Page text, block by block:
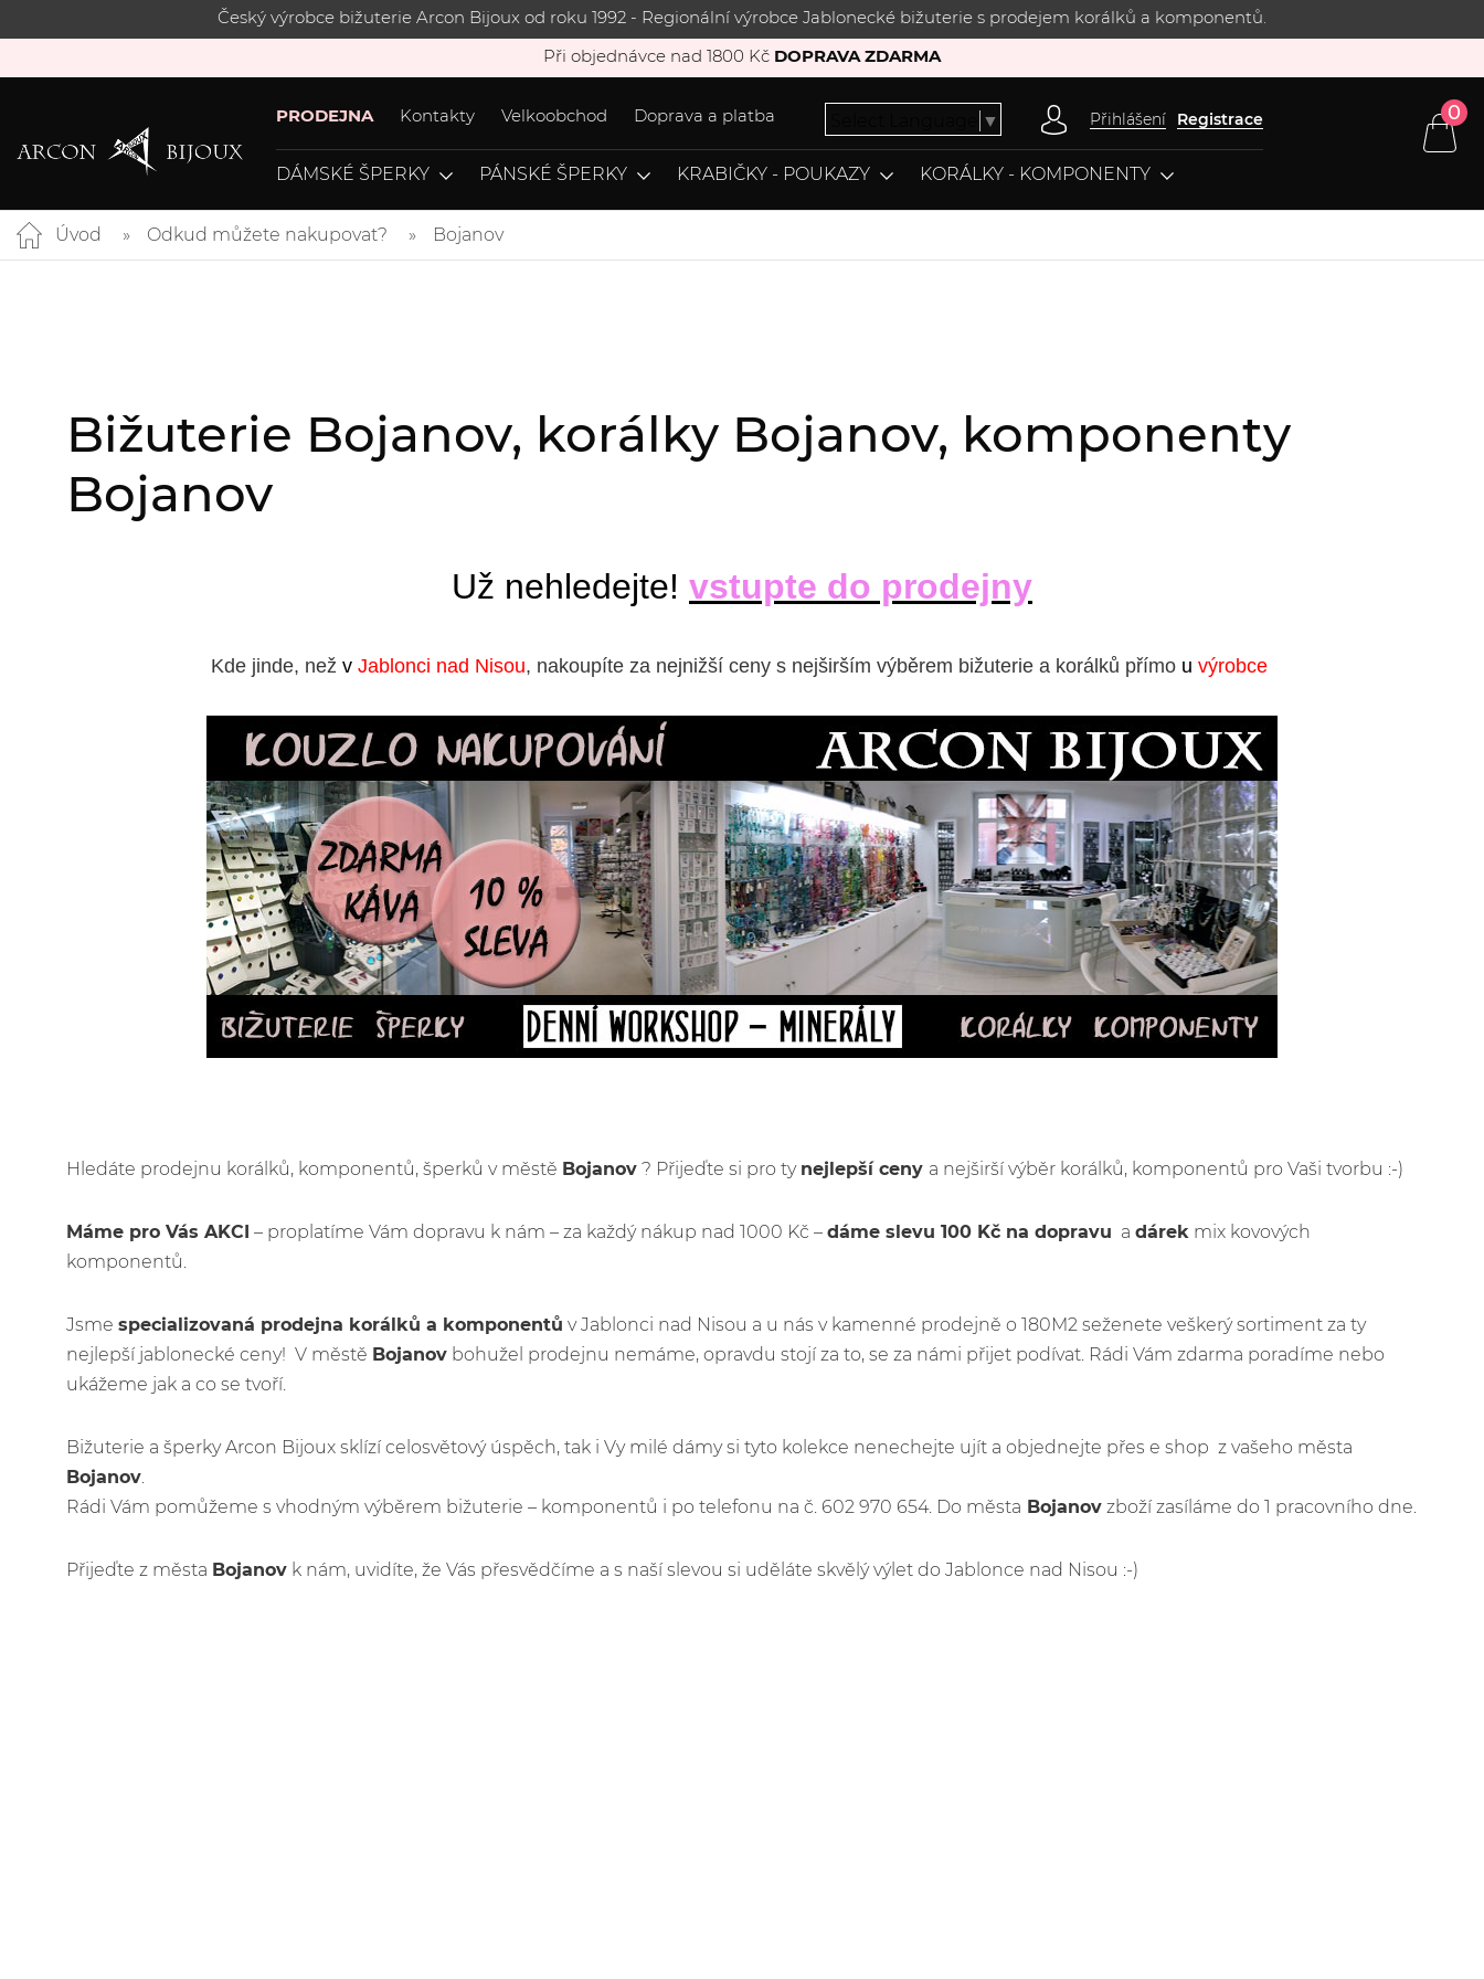
Český výrobce bižuterie Arcon Bijoux od roku 1992 - Regionální výrobce Jablonecké bižuterie s prodejem korálků a komponentů.
Při objednávce nad 1800 Kč DOPRAVA ZDARMA
PRODEJNA Kontakty Velkoobchod Doprava a platba ▼ Přihlášení Registrace 0
DÁMSKÉ ŠPERKY PÁNSKÉ ŠPERKY KRABIČKY - POUKAZY KORÁLKY - KOMPONENTY
Úvod Odkud můžete nakupovat? Bojanov
Bižuterie Bojanov, korálky Bojanov, komponenty
Bojanov
Už nehledejte! vstupte do prodejny
Kde jinde, než v Jablonci nad Nisou, nakoupíte za nejnižší ceny s nejširším výběrem bižuterie a korálků přímo u výrobce
Hledáte prodejnu korálků, komponentů, šperků v městě Bojanov ? Přijeďte si pro ty nejlepší ceny a nejširší výběr korálků, komponentů pro Vaši tvorbu :-)
Máme pro Vás AKCI – proplatíme Vám dopravu k nám – za každý nákup nad 1000 Kč – dáme slevu 100 Kč na dopravu a dárek mix kovových
komponentů.
Jsme specializovaná prodejna korálků a komponentů v Jablonci nad Nisou a u nás v kamenné prodejně o 180M2 seženete veškerý sortiment za ty
nejlepší jablonecké ceny! V městě Bojanov bohužel prodejnu nemáme, opravdu stojí za to, se za námi přijet podívat. Rádi Vám zdarma poradíme nebo
ukážeme jak a co se tvoří.
Bižuterie a šperky Arcon Bijoux sklízí celosvětový úspěch, tak i Vy milé dámy si tyto kolekce nenechejte ujít a objednejte přes e shop z vašeho města
Bojanov.
Rádi Vám pomůžeme s vhodným výběrem bižuterie – komponentů i po telefonu na č. 602 970 654. Do města Bojanov zboží zasíláme do 1 pracovního dne.
Přijeďte z města Bojanov k nám, uvidíte, že Vás přesvědčíme a s naší slevou si uděláte skvělý výlet do Jablonce nad Nisou :-)